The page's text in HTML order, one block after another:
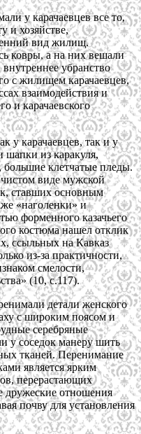
у карачаевцев все то,
и хозяйстве,
вид жилищ.
ковры, а на них вешали
убранство
с жилищем карачаевцев,
взаимодействия и
и карачаевского
у карачаевцев, так и у
шапки из каракуля,
клетчатые пледы.
виде мужской
ставших основным
«наголенки» и
форменного казачьего
костюма нашел отклик
ссыльных на Кавказ
из-за практичности,
смелости,
(10, с.117).
детали женского
с широким поясом и
серебряные
у соседок манеру шить
тканей. Перенимание
является ярким
перерастающих
дружеские отношения
почву для установления